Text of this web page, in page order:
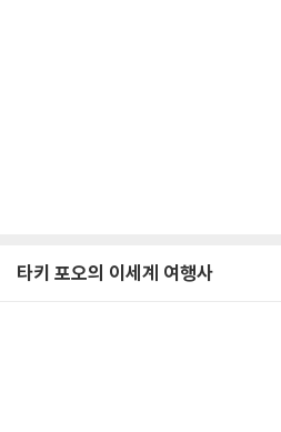
타키 포오의 이세계 여행사